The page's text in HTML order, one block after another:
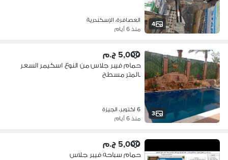
4
العصافرة، الإسكندرية
منذ 6 أيام
3
5,000 ج.م
حمام فيبر جلاس من النوع اسكيمر السعر
بالمتر مسطح
6 اكتوبر، الجيزة
منذ 6 أيام
5,000 ج.م
حمام سباحه فيبر جلاس